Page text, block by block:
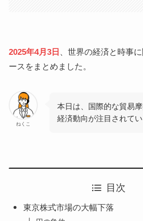
2025年4月3日 、世界の経済と時事
ースをまとめました。​
ねくこ
本日は、国際的な貿易
経済動向が注目されてい
目次
東京株式市場の大幅下落